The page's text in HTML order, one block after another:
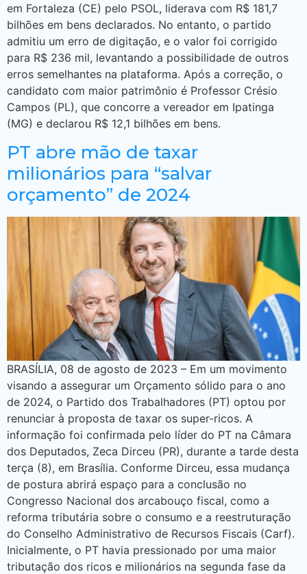
em Fortaleza (CE) pelo PSOL, liderava com R$ 181,7
bilhões em bens declarados. No entanto, o partido
admitiu um erro de digitação, e o valor foi corrigido
para R$ 236 mil, levantando a possibilidade de outros
erros semelhantes na plataforma. Após a correção, o
candidato com maior patrimônio é Professor Crésio
Campos (PL), que concorre a vereador em Ipatinga
(MG) e declarou R$ 12,1 bilhões em bens.
PT abre mão de taxar
milionários para “salvar
orçamento” de 2024
BRASÍLIA, 08 de agosto de 2023 – Em um movimento
visando a assegurar um Orçamento sólido para o ano
de 2024, o Partido dos Trabalhadores (PT) optou por
renunciar à proposta de taxar os super-ricos. A
informação foi confirmada pelo líder do PT na Câmara
dos Deputados, Zeca Dirceu (PR), durante a tarde desta
terça (8), em Brasília. Conforme Dirceu, essa mudança
de postura abrirá espaço para a conclusão no
Congresso Nacional dos arcabouço fiscal, como a
reforma tributária sobre o consumo e a reestruturação
do Conselho Administrativo de Recursos Fiscais (Carf).
Inicialmente, o PT havia pressionado por uma maior
tributação dos ricos e milionários na segunda fase da